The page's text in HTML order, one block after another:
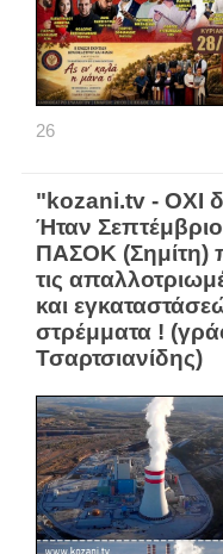
26
"kozani.tv - ΟΧΙ
Ήταν
ΠΑΣΟΚ (Σημίτη)
τις
και
στρέμματα !
Τσαρτσιανίδης)